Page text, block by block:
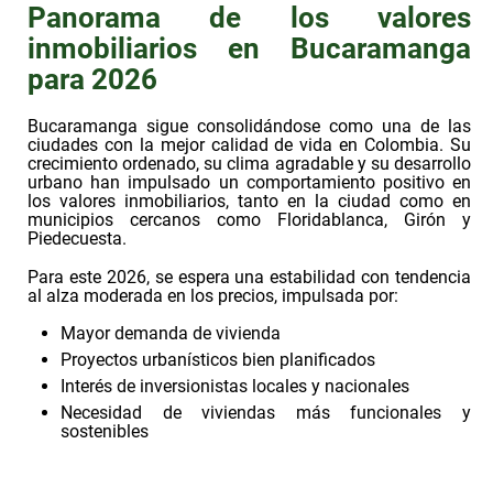
Panorama de los valores
inmobiliarios en Bucaramanga
para 2026
Bucaramanga sigue consolidándose como una de las
ciudades con la mejor calidad de vida en Colombia. Su
crecimiento ordenado, su clima agradable y su desarrollo
urbano han impulsado un comportamiento positivo en
los valores inmobiliarios, tanto en la ciudad como en
municipios cercanos como Floridablanca, Girón y
Piedecuesta.
Para este 2026, se espera una estabilidad con tendencia
al alza moderada en los precios, impulsada por:
Mayor demanda de vivienda
Proyectos urbanísticos bien planificados
Interés de inversionistas locales y nacionales
Necesidad de viviendas más funcionales y
sostenibles